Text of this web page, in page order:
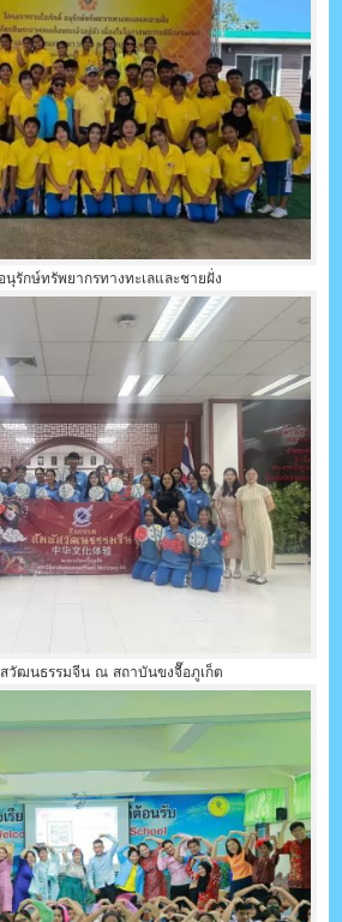
รักษ์ทรัพยากรทางทะเลและชายฝั่ง
วัฒนธรรมจีน ณ สถาบันขงจื๊อภูเก็ต